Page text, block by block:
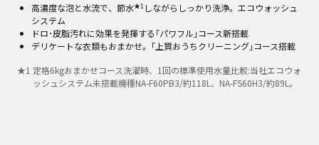
高濃度な泡と水流で、節水★1 しながらしっかり洗浄。エコウォッシュ
システム
ドロ･皮脂汚れに効果を発揮する｢パワフル｣コース新搭載
デリケートな衣類もおまかせ。｢上質おうちクリーニング｣コース搭載
★1 定格6kgおまかせコース洗濯時、1回の標準使用水量比較:当社エコウォ
ッシュシステム未搭載機種NA-F60PB3/約118L、NA-FS60H3/約89L。